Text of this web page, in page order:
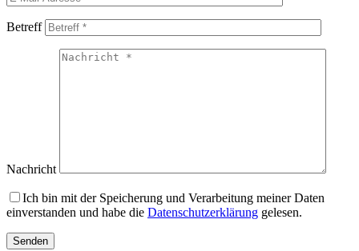
Betreff
Nachricht
Ich bin mit der Speicherung und Verarbeitung meiner Daten
einverstanden und habe die Datenschutzerklärung gelesen.